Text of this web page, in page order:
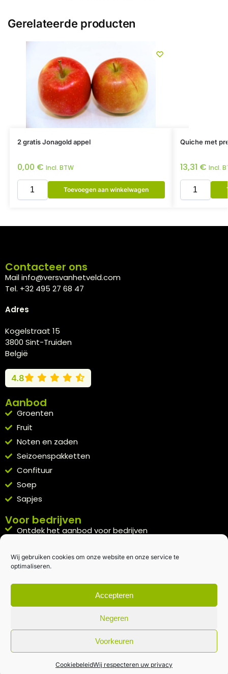
Wij gebruiken cookies om onze website en onze service te
optimaliseren.
Accepteren
Negeren
Voorkeuren
CookiebeleidWij respecteren uw privacy
Gerelateerde producten
2 gratis Jonagold appel
0,00 € Incl. BTW
Toevoegen aan winkelwagen
Quiche met
13,31 € Incl.
Contacteer ons
Mail info@versvanhetveld.com
Tel. +32 495 27 68 47
Adres
Kogelstraat 15
3800 Sint-Truiden
België
4.8
Aanbod
Groenten
Fruit
Noten en zaden
Seizoenspakketten
Confituur
Soep
Sapjes
Voor bedrijven
Ontdek het aanbod voor bedrijven
Kennismakingspakket aanvragen
Blijft op de hoogte
Rechtstreeks van het veld naar je inbox.
Inschrijven nieuwsbrief
Algemene voorwaarden|Privacybeleid| gemaakt met door
creativitijd